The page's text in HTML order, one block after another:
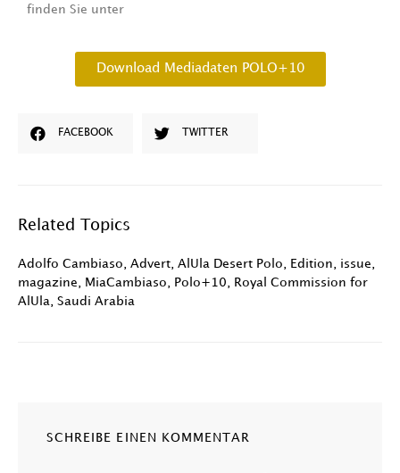
finden Sie unter
Download Mediadaten POLO+10
FACEBOOK TWITTER
Related Topics
Adolfo Cambiaso Advert AlUla Desert Polo Edition issue
magazine
MiaCambiaso Polo+10
Royal Commission for
AlUla
Saudi Arabia
SCHREIBE EINEN KOMMENTAR